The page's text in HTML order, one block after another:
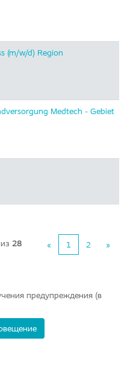
(m/w/d) Region
Medtech - Gebiet
из 28 « 1 2 »
предупреждения (в